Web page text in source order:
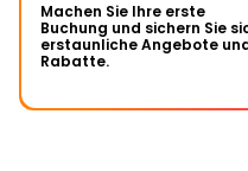
Machen Sie Ihre erste
Buchung und sichern Sie
erstaunliche Angebote
Rabatte.